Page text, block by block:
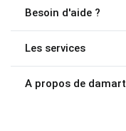
Besoin d'aide ?
Les services
A propos de damart